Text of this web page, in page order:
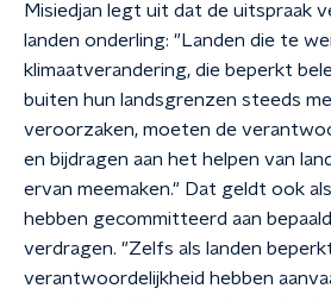
Misiedjan legt uit dat de uitspraak
landen onderling: "Landen die te
klimaatverandering, die beperkt
buiten hun landsgrenzen steeds
veroorzaken, moeten de
en bijdragen aan het helpen van
ervan meemaken." Dat geldt ook
hebben gecommitteerd aan
verdragen. "Zelfs als landen
verantwoordelijkheid hebben